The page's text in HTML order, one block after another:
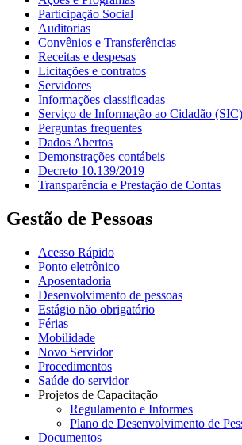
Participação Social
Auditorias
Convênios e Transferências
Receitas e despesas
Licitações e contratos
Servidores
Informações classificadas
Serviço de Informação ao Cidadão (SIC)
Perguntas frequentes
Dados Abertos
Demonstrações contábeis
Decreto 10.139/2019
Transparência e Prestação de Contas
Gestão de Pessoas
Acesso Rápido
Ponto eletrônico
Aposentadoria
Desenvolvimento de pessoas
Estágio não obrigatório
Férias
Mobilidade
Novo Servidor
Procedimentos
Saúde do servidor
Projetos de Capacitação
Regulamento e Informes
Plano de Desenvolvimento de
Documentos